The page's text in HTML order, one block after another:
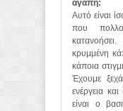
αγάπη:
Αυτό είναι
που
κρυμμένη
κάποια
Έχουμε
ενέργεια
είναι ο